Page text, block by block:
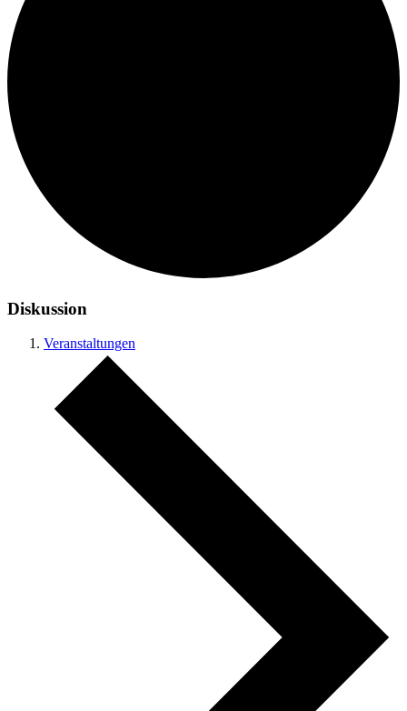
Diskussion
Veranstaltungen